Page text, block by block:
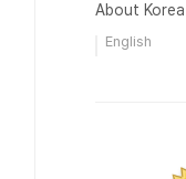
About Korea
English